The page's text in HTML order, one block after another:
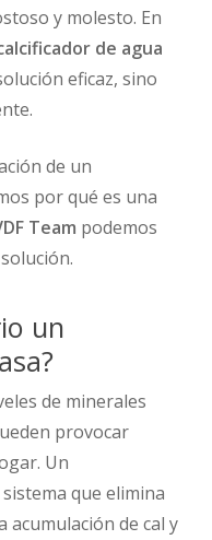
y molesto. En
de agua
eficaz, sino
de un
por qué es una
Team podemos
un
de minerales
provocar
Un
que elimina
acumulación de cal y